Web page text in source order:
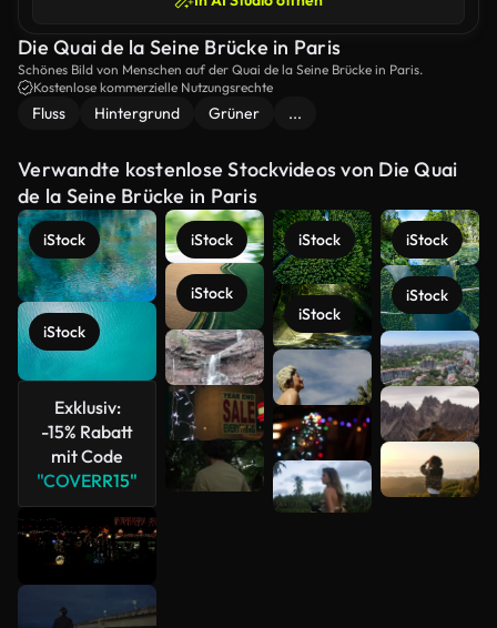
Die Quai de la Seine Brücke in Paris
Schönes Bild von Menschen auf der Quai de la Seine Brücke in Paris.
Kostenlose kommerzielle Nutzungsrechte
Fluss Hintergrund Grüner ...
Verwandte kostenlose Stockvideos von Die Quai
de la Seine Brücke in Paris
iStock
iStock
Exklusiv:
-15% Rabatt
mit Code
"COVERR15"
iStock
iStock
iStock
iStock
iStock
iStock
Mehr
anzeigen